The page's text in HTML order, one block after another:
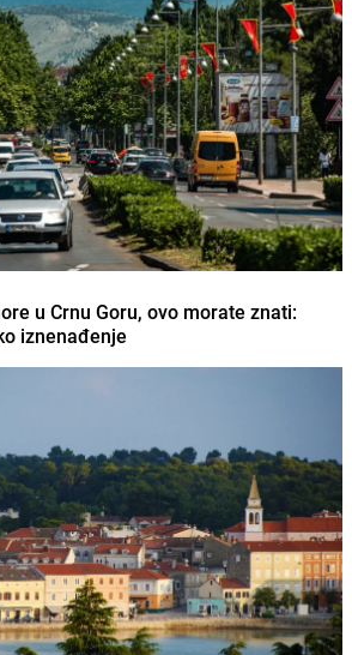
u Crnu Goru, ovo morate znati:
iznenađenje